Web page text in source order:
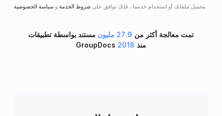
بتحميل ملفاتك أو استخدام خدمتنا ، فإنك توافق علىشروط الخدمةو .
تمت معالجة أكثر من 27.9 مليون
مستند بواسطة تطبيقات
GroupDocs منذ 2018